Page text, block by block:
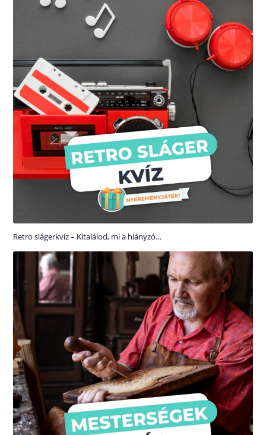
Retro slágerkvíz – Kitalálod, mi a hiányzó…